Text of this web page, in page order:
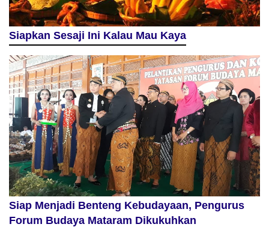
Siapkan Sesaji Ini Kalau Mau Kaya
Siap Menjadi Benteng Kebudayaan, Pengurus
Forum Budaya Mataram Dikukuhkan